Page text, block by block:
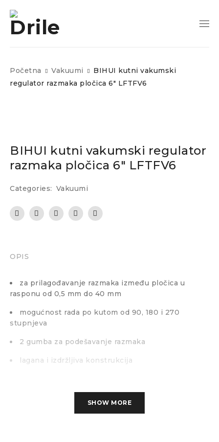
Početna Vakuumi
BIHUI kutni vakumski
regulator razmaka pločica 6″ LFTFV6
BIHUI kutni vakumski regulator
razmaka pločica 6″ LFTFV6
Categories: Vakuumi
OPIS
za prilagođavanje razmaka između pločica u
rasponu od 0,5 mm do 40 mm
mogućnost rada po kutom od 90, 180 i 270
stupnjeva
2 gumba za podešavanje razmaka
lagana i izdržljiva konstrukcija
SHOW MORE